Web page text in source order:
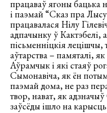
працаваў ягоны бацька
і паэмай “Сказ пра
працавалася Нілу
адпачынку ў
пісьменніцкія лецішчы,
аўтарства – памяталі,
Аўрамчык і які стаяў
Сымонавіча, як ён
паэмай дома, не раз
твор, нават, як
заўсёды ішло на